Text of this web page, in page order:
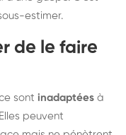
estimer.
de le faire
sont inadaptées à
peuvent